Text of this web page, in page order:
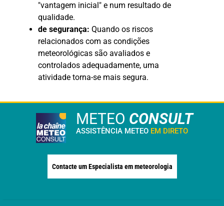
"vantagem inicial" e num resultado de
qualidade.
de segurança: Quando os riscos
relacionados com as condições
meteorológicas são avaliados e
controlados adequadamente, uma
atividade torna-se mais segura.
METEO CONSULT
ASSISTÊNCIA METEO EM DIRETO
Contacte um Especialista em meteorologia